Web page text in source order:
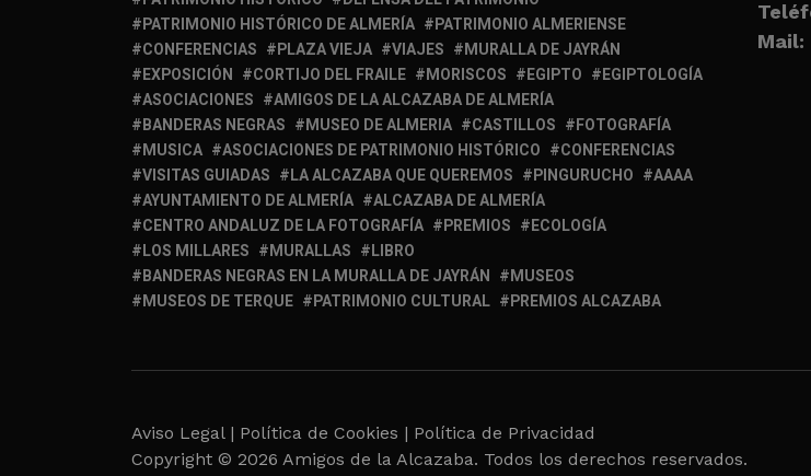
PATRIMONIO HISTÓRICO DE ALMERÍA
PATRIMONIO ALMERIENSE
CONFERENCIAS
PLAZA VIEJA VIAJES
MURALLA DE JAYRÁN
EXPOSICIÓN
CORTIJO DEL FRAILE MORISCOS EGIPTO
EGIPTOLOGÍA
ASOCIACIONES
AMIGOS DE LA ALCAZABA DE ALMERÍA
BANDERAS NEGRAS
MUSEO DE ALMERIA CASTILLOS
FOTOGRAFÍA
MUSICA
ASOCIACIONES DE PATRIMONIO HISTÓRICO
CONFERENCIAS
VISITAS GUIADAS
LA ALCAZABA QUE QUEREMOS PINGURUCHO
AAAA
AYUNTAMIENTO DE ALMERÍA
ALCAZABA DE ALMERÍA
CENTRO ANDALUZ DE LA FOTOGRAFÍA
PREMIOS
ECOLOGÍA
LOS MILLARES
MURALLAS
LIBRO
BANDERAS NEGRAS EN LA MURALLA DE JAYRÁN
MUSEOS
MUSEOS DE TERQUE
PATRIMONIO CULTURAL PREMIOS ALCAZABA
Mail:
Aviso Legal | Política de Cookies | Política de Privacidad
Copyright © 2026 Amigos de la Alcazaba. Todos los derechos reservados.